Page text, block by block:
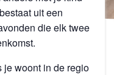
uit een
die elk twee
woont in de regio